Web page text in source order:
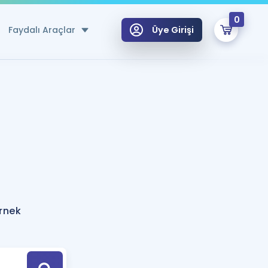
Faydalı Araçlar
Hesaplama Aracı
için Öneriler
Tek Takvimde
Üye Girişi
0